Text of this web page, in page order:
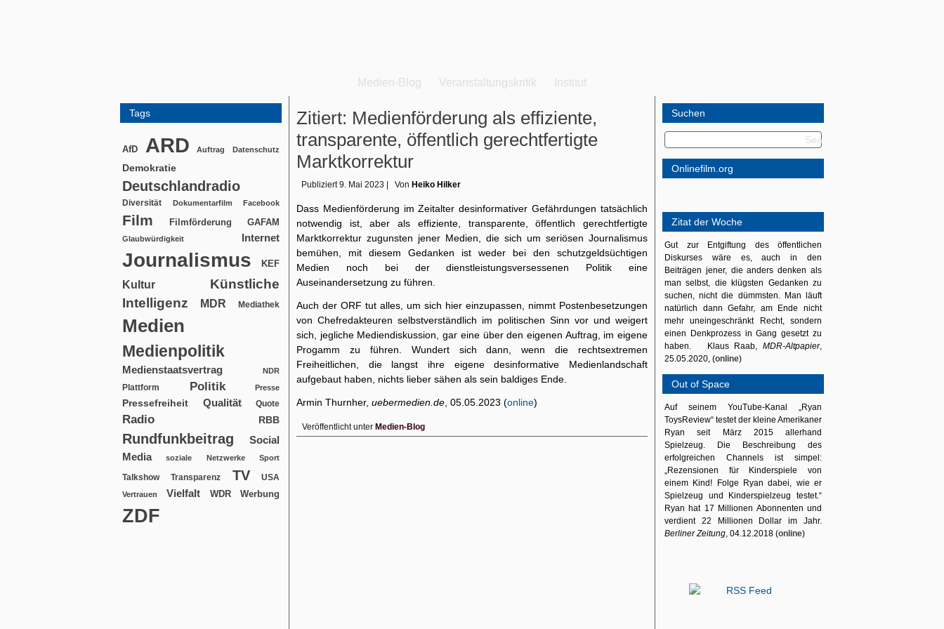
Medien-Blog Veranstaltungskritik Institut
Tags
AfD ARD Auftrag Datenschutz
Demokratie
Deutschlandradio
Diversität Dokumentarfilm Facebook
Film Filmförderung GAFAM
Glaubwürdigkeit Internet
Journalismus KEF
Kultur
Künstliche
Intelligenz
MDR Mediathek
Medien
Medienpolitik
Medienstaatsvertrag NDR
Plattform Politik Presse
Pressefreiheit Qualität Quote
Radio RBB
Rundfunkbeitrag
Social
Media
soziale Netzwerke Sport
Talkshow Transparenz TV USA
Vertrauen Vielfalt WDR Werbung
ZDF
Zitiert: Medienförderung als effiziente,
transparente, öffentlich gerechtfertigte
Marktkorrektur
Publiziert 9. Mai 2023 Von Heiko Hilker
Dass Medienförderung im Zeitalter desinformativer Gefährdungen tatsächlich
notwendig ist, aber als effiziente, transparente, öffentlich gerechtfertigte
Marktkorrektur zugunsten jener Medien, die sich um seriösen Journalismus
bemühen, mit diesem Gedanken ist weder bei den schutzgeldsüchtigen
Medien noch bei der dienstleistungsversessenen Politik eine
Auseinandersetzung zu führen.
Auch der ORF tut alles, um sich hier einzupassen, nimmt Postenbesetzungen
von Chefredakteuren selbstverständlich im politischen Sinn vor und weigert
sich, jegliche Mediendiskussion, gar eine über den eigenen Auftrag, im eigene
Progamm zu führen. Wundert sich dann, wenn die rechtsextremen
Freiheitlichen, die langst ihre eigene desinformative Medienlandschaft
aufgebaut haben, nichts lieber sähen als sein baldiges Ende.
Armin Thurnher, uebermedien.de , 05.05.2023 (online)
Veröffentlicht unter Medien-Blog
Suchen
Onlinefilm.org
Zitat der Woche
Gut zur Entgiftung des öffentlichen
Diskurses wäre es, auch in den
Beiträgen jener, die anders denken als
man selbst, die klügsten Gedanken zu
suchen, nicht die dümmsten. Man läuft
natürlich dann Gefahr, am Ende nicht
mehr uneingeschränkt Recht, sondern
einen Denkprozess in Gang gesetzt zu
haben. Klaus Raab, MDR-Altpapier,
25.05.2020, (online)
Out of Space
Auf seinem YouTube-Kanal „Ryan
ToysReview“ testet der kleine Amerikaner
Ryan seit März 2015 allerhand
Spielzeug. Die Beschreibung des
erfolgreichen Channels ist simpel:
„Rezensionen für Kinderspiele von
einem Kind! Folge Ryan dabei, wie er
Spielzeug und Kinderspielzeug testet.“
Ryan hat 17 Millionen Abonnenten und
verdient 22 Millionen Dollar im Jahr.
Berliner Zeitung, 04.12.2018 (online)